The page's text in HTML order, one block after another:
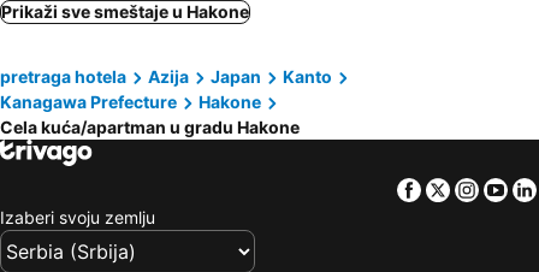
Prikaži sve smeštaje u Hakone
pretraga hotela Azija Japan
Kanto
Kanagawa Prefecture
Hakone
Cela kuća/apartman u gradu Hakone
Facebook
Twitter
Izaberi svoju zemlju